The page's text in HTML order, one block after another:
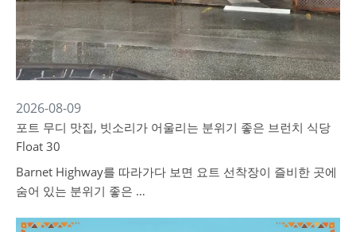
2026-08-09
포트 무디 맛집, 빗소리가 어울리는 분위기 좋은 브런치 식당
Float 30
Barnet Highway를 따라가다 보면 요트 선착장이 즐비한 곳에
숨어 있는 분위기 좋은 …